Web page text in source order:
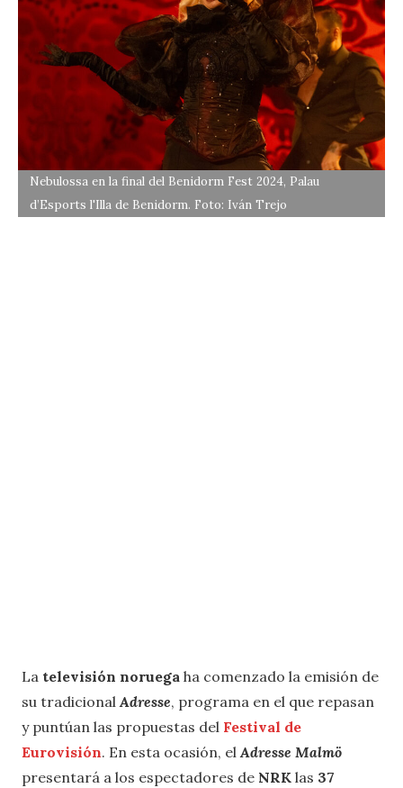
Nebulossa en la final del Benidorm Fest 2024, Palau
d’Esports l'Illa de Benidorm. Foto: Iván Trejo
La televisión noruega ha comenzado la emisión de
su tradicionalAdresse, programa en el que repasan
y puntúan las propuestas del Festival de
Eurovisión. En esta ocasión, elAdresse Malmö
presentará a los espectadores de NRK las 37